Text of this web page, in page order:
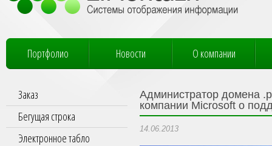
Портфолио Новости О компании
Заказ
Бегущая строка
Электронное табло
Администратор домена
компании Microsoft о
14.06.2013